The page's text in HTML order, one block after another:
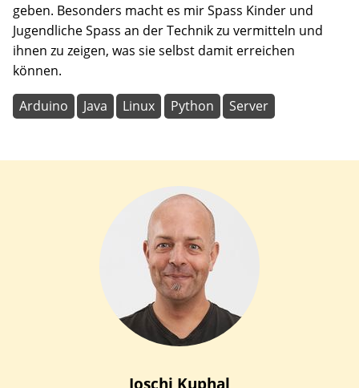
geben. Besonders macht es mir Spass Kinder und
Jugendliche Spass an der Technik zu vermitteln und
ihnen zu zeigen, was sie selbst damit erreichen
können.
Arduino Java Linux Python Server
Joschi Kuphal